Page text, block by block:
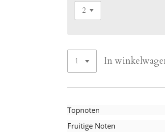
In
Topnoten
Fruitige Noten